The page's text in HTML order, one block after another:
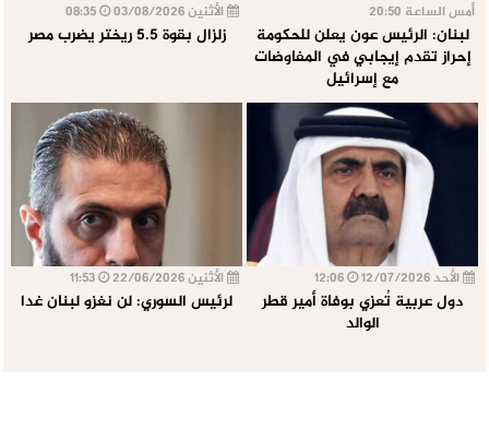
أمس الساعة 20:50
لبنان: الرئيس عون يعلن للحكومة
إحراز تقدم إيجابي في المفاوضات
مع إسرائيل
الأثنين 03/08/2026
زلزال بقوة 5.5 ريختر يضرب مصر
الأحد 12/07/2026
دول عربية تُعزي بوفاة أمير قطر
الوالد
الأثنين 22/06/2026
لرئيس السوري: لن نغزو لبنان غدا